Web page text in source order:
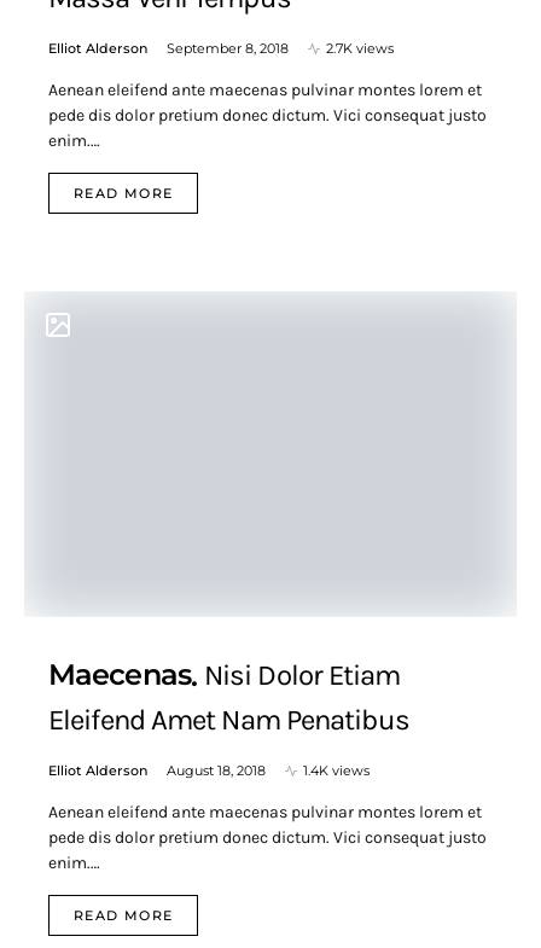
Elliot Alderson September 8, 2018 2.7K views
Aenean eleifend ante maecenas pulvinar montes lorem et
pede dis dolor pretium donec dictum. Vici consequat justo
enim.…
READ MORE
Maecenas Nisi Dolor Etiam
Eleifend Amet Nam Penatibus
Elliot Alderson August 18, 2018 1.4K views
Aenean eleifend ante maecenas pulvinar montes lorem et
pede dis dolor pretium donec dictum. Vici consequat justo
enim.…
READ MORE